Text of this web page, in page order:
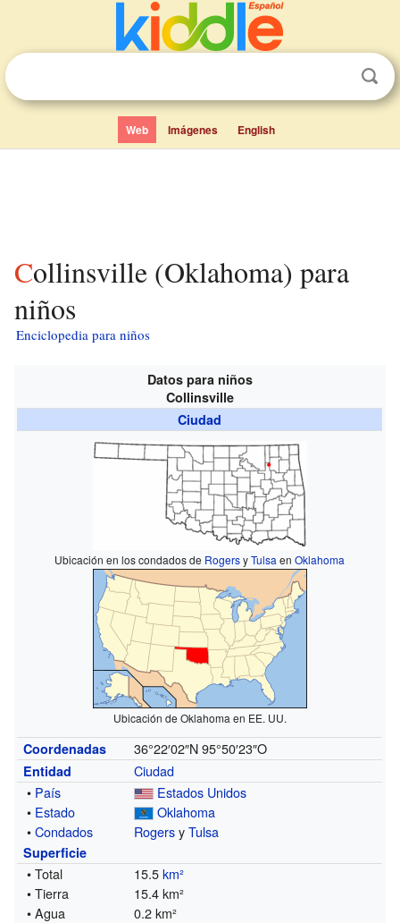
Web Imágenes English
Collinsville (Oklahoma) para
niños
Enciclopedia para niños
Datos para niños
Collinsville
Ciudad
Ubicación en los condados de RogersyTulsa enOklahoma
Ubicación de Oklahoma en EE. UU.
Coordenadas 36°22′02″N 95°50′23″O
Entidad
Ciudad
• País
Estados Unidos
• Estado
Oklahoma
•Condados RogersyTulsa
Superficie
• Total 15.5km²
• Tierra
15.4 km²
• Agua
0.2 km²